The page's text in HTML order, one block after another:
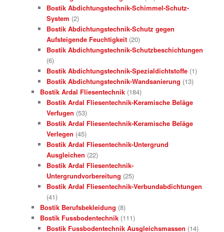
Bostik Abdichtungstechnik-Schimmel-Schutz-
System (2)
Bostik Abdichtungstechnik-Schutz gegen
Aufsteigende Feuchtigkeit (20)
Bostik Abdichtungstechnik-Schutzbeschichtungen
(6)
Bostik Abdichtungstechnik-Spezialdichtstoffe (1)
Bostik Abdichtungstechnik-Wandsanierung (13)
Bostik Ardal Fliesentechnik (184)
Bostik Ardal Fliesentechnik-Keramische Beläge
Verfugen (53)
Bostik Ardal Fliesentechnik-Keramische Beläge
Verlegen (45)
Bostik Ardal Fliesentechnik-Untergrund
Ausgleichen (22)
Bostik Ardal Fliesentechnik-
Untergrundvorbereitung (25)
Bostik Ardal Fliesentechnik-Verbundabdichtungen
(41)
Bostik Berufsbekleidung (8)
Bostik Fussbodentechnik (111)
Bostik Fussbodentechnik Ausgleichsmassen (14)